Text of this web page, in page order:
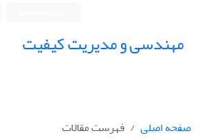
مهندسی و مدیریت کیفیت
صفحه اصلی
فهرست مقالات